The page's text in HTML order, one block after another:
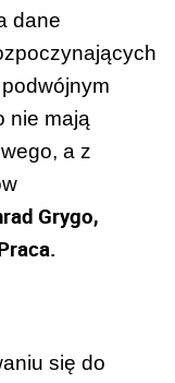
dane
nie mają
a z
Grygo,
się do